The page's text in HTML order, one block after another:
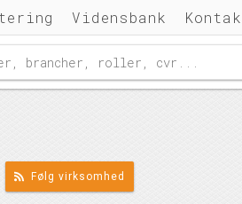
Vidensbank
Følg virksomhed